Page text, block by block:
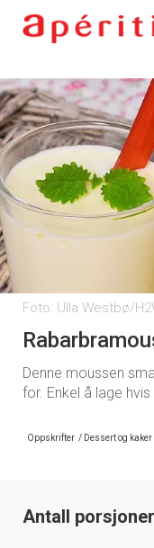
Foto: Ulla Westbø/
Denne moussen
for. Enkel å lage
Oppskrifter / Dessert og kaker
Antall porsjoner